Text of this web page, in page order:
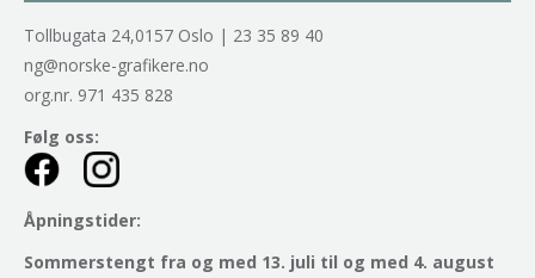
Tollbugata 24,0157 Oslo | 23 35 89 40
ng@norske-grafikere.no
org.nr. 971 435 828
Følg oss:
Åpningstider:
Sommerstengt fra og med 13. juli til og med 4. august